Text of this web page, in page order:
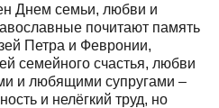
Днем семьи, любви и
почитают память
Петра и Февронии,
семейного счастья, любви
и любящими супругами –
и нелёгкий труд, но